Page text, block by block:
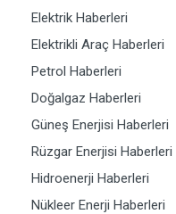
Elektrik Haberleri
Elektrikli Araç Haberleri
Petrol Haberleri
Doğalgaz Haberleri
Güneş Enerjisi Haberleri
Rüzgar Enerjisi Haberleri
Hidroenerji Haberleri
Nükleer Enerji Haberleri